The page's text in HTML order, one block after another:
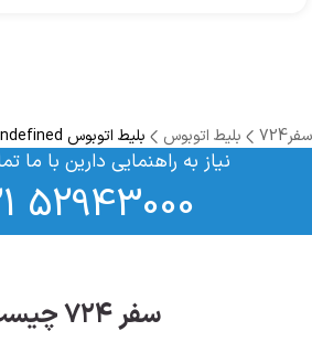
سفر724 بلیط اتوبوس بلیط اتوبوس undefined به undefined
نیاز به راهنمایی دارین با ما
52943000
سفر ۷۲۴ چیست؟